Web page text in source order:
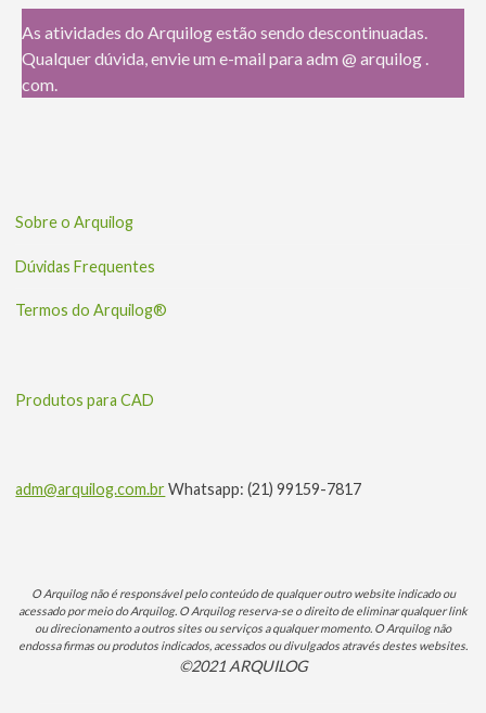
As atividades do Arquilog estão sendo descontinuadas.
Qualquer dúvida, envie um e-mail para adm @ arquilog .
com.
Sobre o Arquilog
Dúvidas Frequentes
Termos do Arquilog®
Produtos para CAD
adm@arquilog.com.brWhatsapp: (21) 99159-7817
O Arquilog não é responsável pelo conteúdo de qualquer outro website indicado ou
acessado por meio do Arquilog. O Arquilog reserva-se o direito de eliminar qualquer link
ou direcionamento a outros sites ou serviços a qualquer momento. O Arquilog não
endossa firmas ou produtos indicados, acessados ou divulgados através destes websites.
©2021 ARQUILOG